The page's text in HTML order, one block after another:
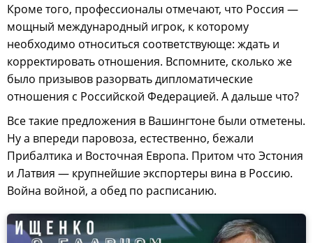
Кроме того, профессионалы отмечают, что Россия —
мощный международный игрок, к которому
необходимо относиться соответствующе: ждать и
корректировать отношения. Вспомните, сколько же
было призывов разорвать дипломатические
отношения с Российской Федерацией. А дальше что?
Все такие предложения в Вашингтоне были отметены.
Ну а впереди паровоза, естественно, бежали
Прибалтика и Восточная Европа. Притом что Эстония
и Латвия — крупнейшие экспортеры вина в Россию.
Война войной, а обед по расписанию.